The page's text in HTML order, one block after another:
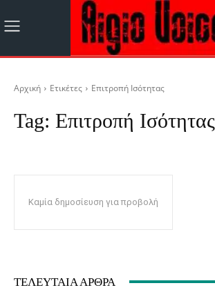
Αρχική Ετικέτες Επιτροπή Ισότητας
Tag: Επιτροπή Ισότητας
Καμία δημοσίευση για προβολή
ΤΕΛΕΥΤΑΊΑ ΆΡΘΡΑ